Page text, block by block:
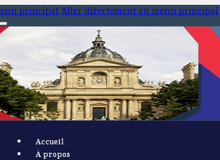
principal Aller directement au menu principal
Accueil
À propos